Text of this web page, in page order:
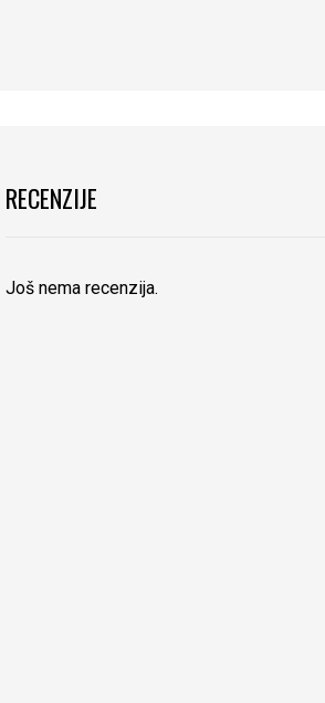
RECENZIJE
Još nema recenzija.